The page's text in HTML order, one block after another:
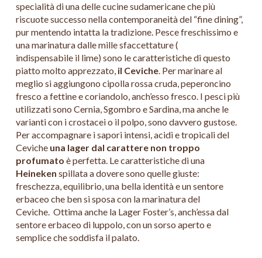
specialità di una delle cucine sudamericane che più
riscuote successo nella contemporaneità del “fine dining”,
pur mentendo intatta la tradizione. Pesce freschissimo e
una marinatura dalle mille sfaccettature (
indispensabile il lime) sono le caratteristiche di questo
piatto molto apprezzato, il Ceviche. Per marinare al
meglio si aggiungono cipolla rossa cruda, peperoncino
fresco a fettine e coriandolo, anch’esso fresco. I pesci più
utilizzati sono Cernia, Sgombro e Sardina, ma anche le
varianti con i crostacei o il polpo, sono davvero gustose.
Per accompagnare i sapori intensi, acidi e tropicali del
Ceviche una lager dal carattere non troppo
profumato è perfetta. Le caratteristiche di una
Heineken spillata a dovere sono quelle giuste:
freschezza, equilibrio, una bella identità e un sentore
erbaceo che ben si sposa con la marinatura del
Ceviche. Ottima anche la Lager Foster’s, anch’essa dal
sentore erbaceo di luppolo, con un sorso aperto e
semplice che soddisfa il palato.